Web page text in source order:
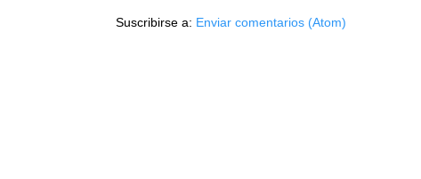
Suscribirse a: Enviar comentarios (Atom)